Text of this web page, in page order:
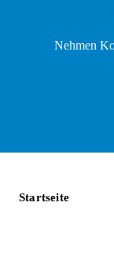
Nehmen
Startseite